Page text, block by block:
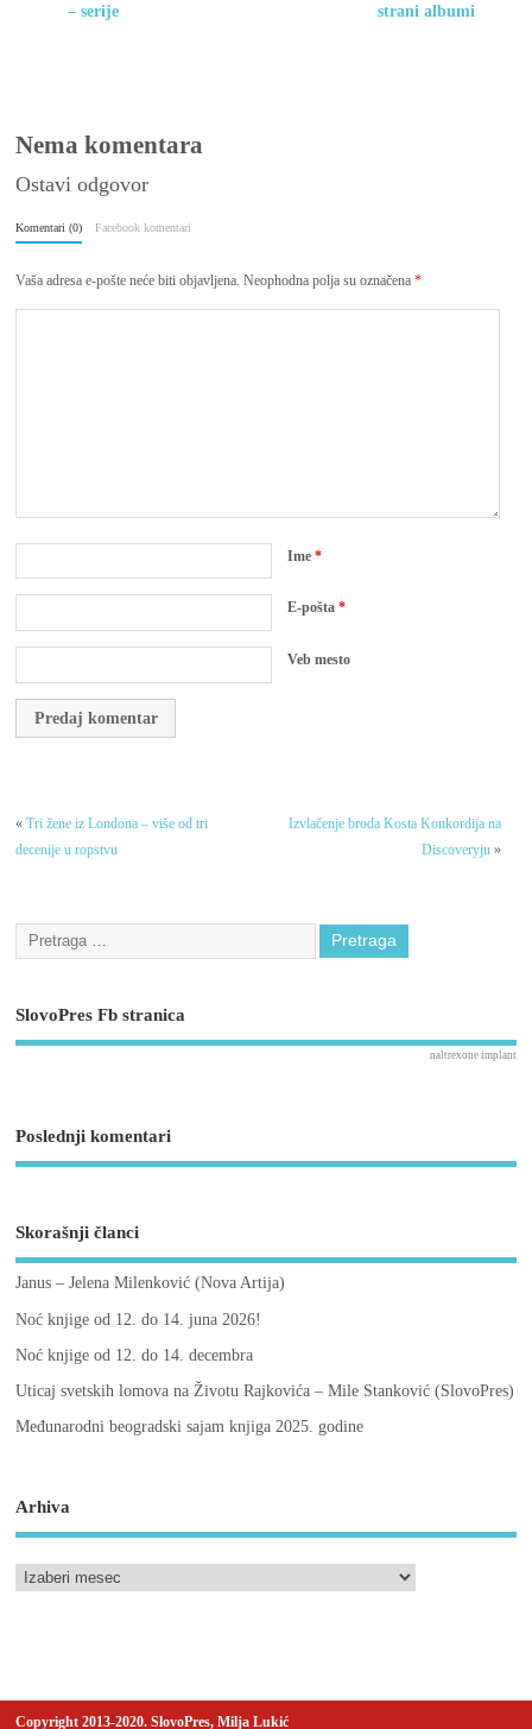
– serije
strani albumi
Nema komentara
Ostavi odgovor
Komentari (0) Facebook komentari
Vaša adresa e-pošte neće biti objavljena. Neophodna polja su označena*
Ime*
E-pošta*
Veb mesto
«Tri žene iz Londona – više od tri
decenije u ropstvu
Izvlačenje broda Kosta Konkordija na
Discoveryju»
SlovoPres Fb stranica
naltrexone implant
Poslednji komentari
Skorašnji članci
Janus – Jelena Milenković (Nova Artija)
Noć knjige od 12. do 14. juna 2026!
Noć knjige od 12. do 14. decembra
Uticaj svetskih lomova na Životu Rajkovića – Mile Stanković (SlovoPres)
Međunarodni beogradski sajam knjiga 2025. godine
Arhiva
Copyright 2013-2020. SlovoPres, Milja Lukić